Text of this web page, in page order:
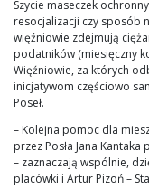
Szycie maseczek
resocjalizacji czy sposób
więźniowie zdejmują
podatników (miesięczny
Więźniowie, za których
inicjatywom częściowo
Poseł.
– Kolejna pomoc dla
przez Posła Jana
– zaznaczają wspólnie,
placówki i Artur Pizoń –